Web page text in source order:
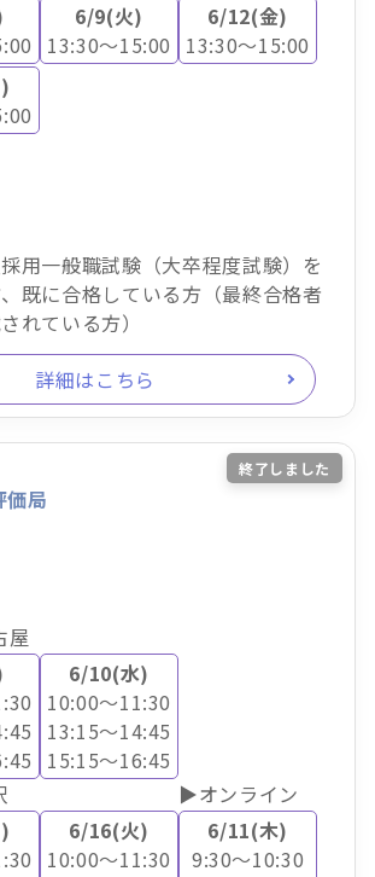
詳細はこちら
6/9(火)
13:30～15:00
6/12(金)
13:30～15:00
用一般職試験（大卒程度試験）を
既に合格している方（最終合格者
れている方）
価局
屋
6/10(水)
10:00～11:30
13:15～14:45
15:15～16:45
6/16(火)
10:00～11:30
▶オンライン
6/11(木)
9:30～10:30
終了しました